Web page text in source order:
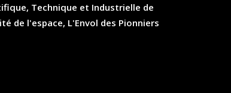
Technique et Industrielle de
de l'espace, L'Envol des Pionniers